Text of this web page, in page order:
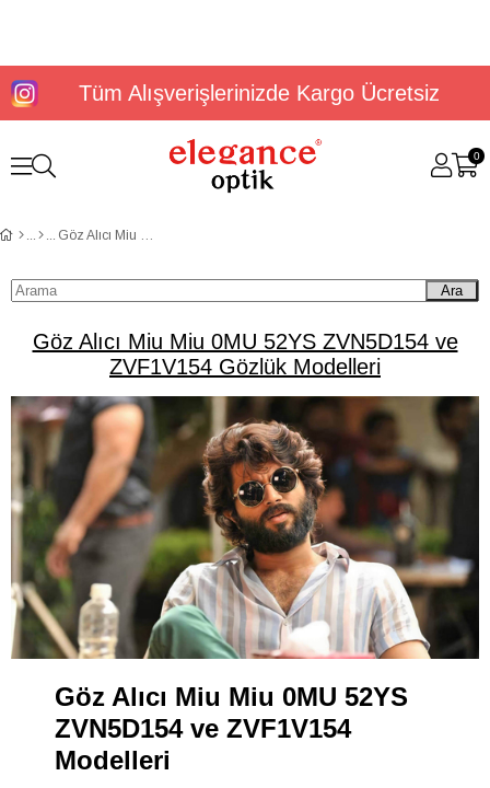
Tüm Alışverişlerinizde Kargo Ücretsiz
0
Göz Alıcı Miu Miu 0MU 52YS ZVN5D154 ve ZVF1V154 Gözlük Modelleri
Ara
Göz Alıcı Miu Miu 0MU 52YS ZVN5D154 ve
ZVF1V154 Gözlük Modelleri
Göz Alıcı Miu Miu 0MU 52YS
ZVN5D154 ve ZVF1V154
Modelleri